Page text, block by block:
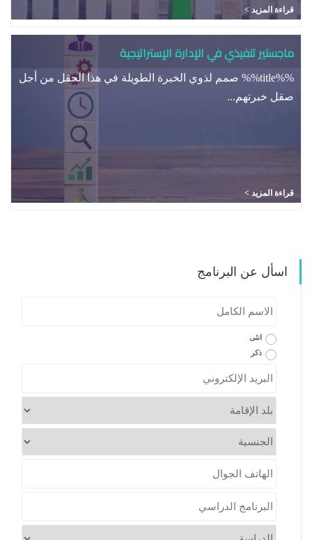
قراءة المزيد >
ماجستير تنفيذي في الإدارة الإستراتيجية
%%title%% صمم لذوي الخبرة الطويلة في هذا الحقل من أجل
صقل خبرتهم...
قراءة المزيد >
اسأل عن البرنامج
الكامل
*
Gender
انثى
ذكر